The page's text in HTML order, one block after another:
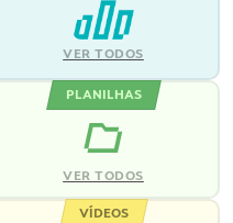
VER TODOS
PLANILHAS
VER TODOS
VÍDEOS